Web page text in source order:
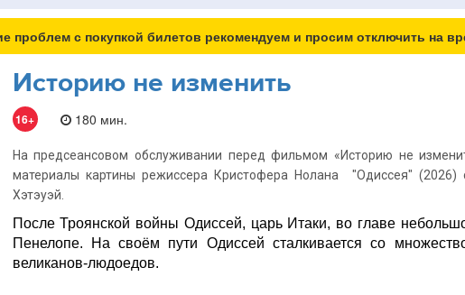
проблем с покупкой билетов рекомендуем и просим отключить на
Историю не изменить
16+ 180 мин.
На предсеансовом обслуживании перед фильмом «Историю не
материалы картины режиссера Кристофера Нолана "Одиссея"
Хэтэуэй.
После Троянской войны Одиссей, царь Итаки, во главе
Пенелопе. На своём пути Одиссей сталкивается со
великанов-людоедов.